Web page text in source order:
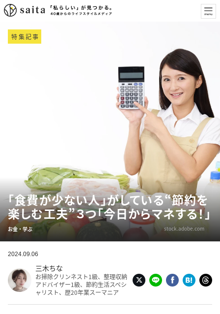
特集記事
「食費が少ない人」がしている“節約を
楽しむ工夫”３つ「今日からマネする！」
お金・学ぶ stock.adobe.com
2024.09.06
三木ちな
お掃除クリンネスト1級、整理収納
アドバイザー1級、節約生活スペシ
ャリスト、歴20年業スーマニア